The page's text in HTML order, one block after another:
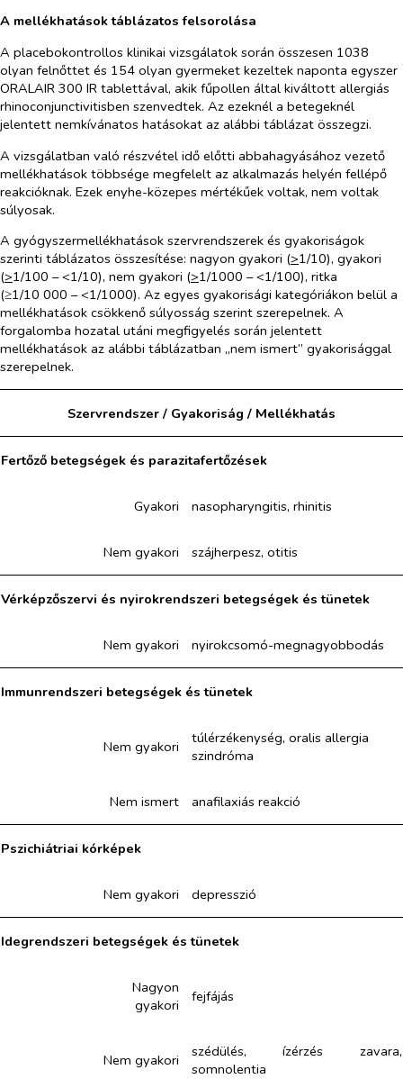
A mellékhatások táblázatos felsorolása
A placebokontrollos klinikai vizsgálatok során összesen 1038
olyan felnőttet és 154 olyan gyermeket kezeltek naponta egyszer
ORALAIR 300 IR tablettával, akik fűpollen által kiváltott allergiás
rhinoconjunctivitisben szenvedtek. Az ezeknél a betegeknél
jelentett nemkívánatos hatásokat az alábbi táblázat összegzi.
A vizsgálatban való részvétel idő előtti abbahagyásához vezető
mellékhatások többsége megfelelt az alkalmazás helyén fellépő
reakcióknak. Ezek enyhe-közepes mértékűek voltak, nem voltak
súlyosak.
A gyógyszermellékhatások szervrendszerek és gyakoriságok
szerinti táblázatos összesítése: nagyon gyakori (>1/10), gyakori
(>1/100 – <1/10), nem gyakori (>1/1000 – <1/100), ritka
(≥1/10 000 – <1/1000). Az egyes gyakorisági kategóriákon belül a
mellékhatások csökkenő súlyosság szerint szerepelnek. A
forgalomba hozatal utáni megfigyelés során jelentett
mellékhatások az alábbi táblázatban „nem ismert” gyakorisággal
szerepelnek.
Szervrendszer / Gyakoriság / Mellékhatás
Fertőző betegségek és parazitafertőzések
Gyakori nasopharyngitis, rhinitis
Nem gyakori szájherpesz, otitis
Vérképzőszervi és nyirokrendszeri betegségek és tünetek
Nem gyakori nyirokcsomó-megnagyobbodás
Immunrendszeri betegségek és tünetek
Nem gyakori
túlérzékenység, oralis allergia
szindróma
Nem ismert anafilaxiás reakció
Pszichiátriai kórképek
Nem gyakori depresszió
Idegrendszeri betegségek és tünetek
Nagyon
gyakori
fejfájás
Nem gyakori
szédülés, ízérzés zavara,
somnolentia